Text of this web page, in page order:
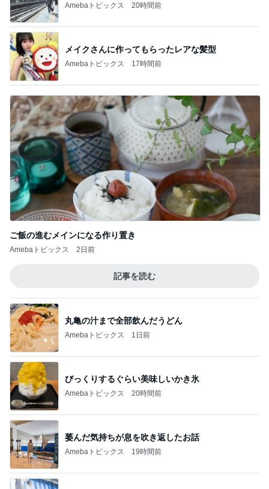
Amebaトピックス 20時間前
メイクさんに作ってもらったレアな髪型
Amebaトピックス 17時間前
ご飯の進むメインになる作り置き
Amebaトピックス 2日前
記事を読む
丸亀の汁まで全部飲んだうどん
Amebaトピックス 1日前
びっくりするぐらい美味しいかき氷
Amebaトピックス 20時間前
萎んだ気持ちが息を吹き返したお話
Amebaトピックス 19時間前